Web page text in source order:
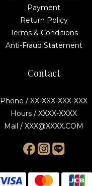
Payment
Return Policy
Terms & Conditions
Anti-Fraud Statement
Contact
Phone / XX-XXX-XXX-XXX
Hours / XXXX-XXXX
Mail / XXX@XXXX.COM